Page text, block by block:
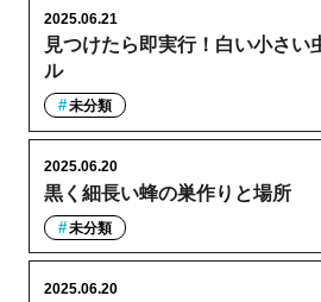
見つけたら即実行！白い小さい
ル
2025.06.21
未分類
黒く細長い蜂の巣作りと場所
2025.06.20
未分類
2025.06.20